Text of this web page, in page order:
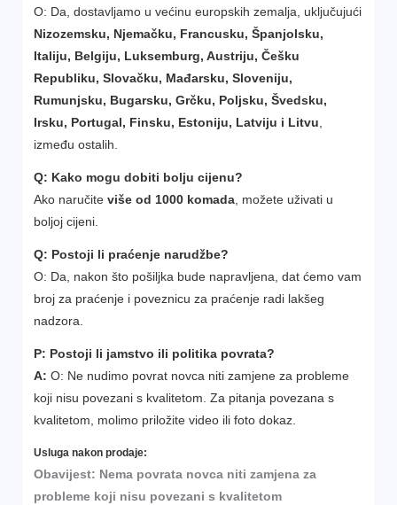
O: Da, dostavljamo u većinu europskih zemalja, uključujući
Nizozemsku, Njemačku, Francusku, Španjolsku,
Italiju, Belgiju, Luksemburg, Austriju, Češku
Republiku, Slovačku, Mađarsku, Sloveniju,
Rumunjsku, Bugarsku, Grčku, Poljsku, Švedsku,
Irsku, Portugal, Finsku, Estoniju, Latviju i Litvu,
između ostalih.
Q: Kako mogu dobiti bolju cijenu?
Ako naručiteviše od 1000 komada, možete uživati u
boljoj cijeni.
Q: Postoji li praćenje narudžbe?
O: Da, nakon što pošiljka bude napravljena, dat ćemo vam
broj za praćenje i poveznicu za praćenje radi lakšeg
nadzora.
P: Postoji li jamstvo ili politika povrata?
A: O: Ne nudimo povrat novca niti zamjene za probleme
koji nisu povezani s kvalitetom. Za pitanja povezana s
kvalitetom, molimo priložite video ili foto dokaz.
Usluga nakon prodaje:
Obavijest: Nema povrata novca niti zamjena za
probleme koji nisu povezani s kvalitetom